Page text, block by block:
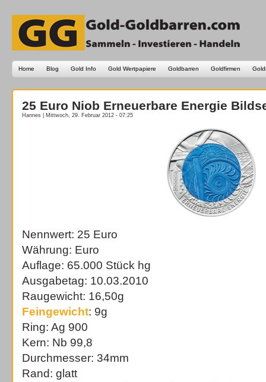
Home Blog Gold Info Gold Wertpapiere Goldbarren Goldfirmen
25 Euro Niob Erneuerbare Energie
Hannes | Mittwoch, 29. Februar 2012 - 07:25
Nennwert: 25 Euro
Währung: Euro
Auflage: 65.000 Stück hg
Ausgabetag: 10.03.2010
Raugewicht: 16,50g
Feingewicht: 9g
Ring: Ag 900
Kern: Nb 99,8
Durchmesser: 34mm
Rand: glatt